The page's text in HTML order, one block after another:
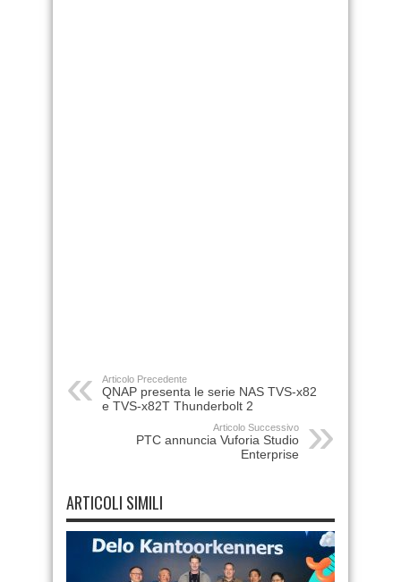
Articolo Precedente
QNAP presenta le serie NAS TVS-x82
e TVS-x82T Thunderbolt 2
Articolo Successivo
PTC annuncia Vuforia Studio
Enterprise
ARTICOLI SIMILI